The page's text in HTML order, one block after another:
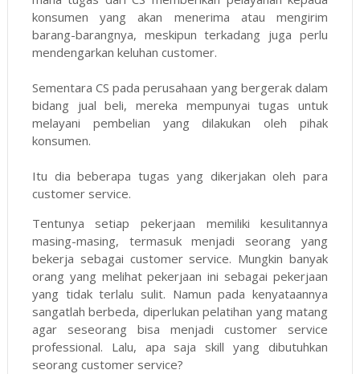
konsumen yang akan menerima atau mengirim
barang-barangnya, meskipun terkadang juga perlu
mendengarkan keluhan customer.
Sementara CS pada perusahaan yang bergerak dalam
bidang jual beli, mereka mempunyai tugas untuk
melayani pembelian yang dilakukan oleh pihak
konsumen.
Itu dia beberapa tugas yang dikerjakan oleh para
customer service.
Tentunya setiap pekerjaan memiliki kesulitannya
masing-masing, termasuk menjadi seorang yang
bekerja sebagai customer service. Mungkin banyak
orang yang melihat pekerjaan ini sebagai pekerjaan
yang tidak terlalu sulit. Namun pada kenyataannya
sangatlah berbeda, diperlukan pelatihan yang matang
agar seseorang bisa menjadi customer service
professional. Lalu, apa saja skill yang dibutuhkan
seorang customer service?